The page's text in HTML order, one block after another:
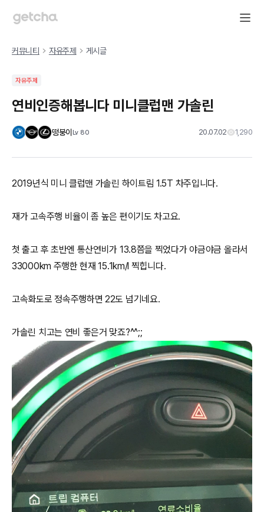
커뮤니티 자유주제 게시글
자유주제
연비인증해봅니다 미니클럽맨 가솔린
떵붕이 Lv 80 20.07.02 1,290
2019년식 미니 클럽맨 가솔린 하이트림 1.5T 차주입니다.
재가 고속주행 비율이 좀 높은 편이기도 차고요.
첫 출고 후 초반엔 통산연비가 13.8쯤을 찍었다가 야금야금 올라서
33000km 주행한 현재 15.1km/l 찍힙니다.
고속화도로 정속주행하면 22도 넘기네요.
가솔린 치고는 연비 좋은거 맞죠?^^;;